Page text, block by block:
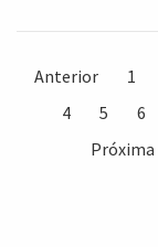
Anterior 1
4
5 6
Próxima